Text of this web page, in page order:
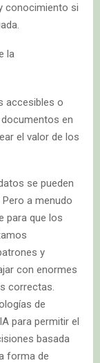
conocimiento si
la
accesibles o
en
el valor de los
se pueden
a menudo
para que los
y
con enormes
correctas.
de
para permitir el
basada
forma de